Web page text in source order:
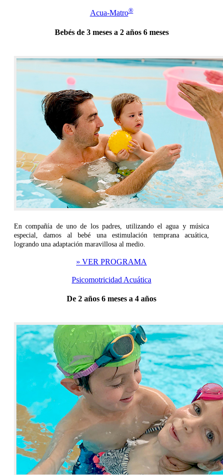
Acua-Matro®
Bebés de 3 meses a 2 años 6 meses
En compañía de uno de los padres, utilizando el agua y música
especial, damos al bebé una estimulación temprana acuática,
logrando una adaptación maravillosa al medio.
» VER PROGRAMA
Psicomotricidad Acuática
De 2 años 6 meses a 4 años